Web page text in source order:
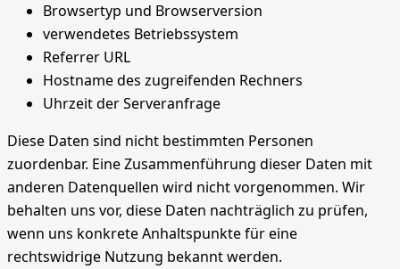
Browsertyp und Browserversion
verwendetes Betriebssystem
Referrer URL
Hostname des zugreifenden Rechners
Uhrzeit der Serveranfrage
Diese Daten sind nicht bestimmten Personen
zuordenbar. Eine Zusammenführung dieser Daten mit
anderen Datenquellen wird nicht vorgenommen. Wir
behalten uns vor, diese Daten nachträglich zu prüfen,
wenn uns konkrete Anhaltspunkte für eine
rechtswidrige Nutzung bekannt werden.